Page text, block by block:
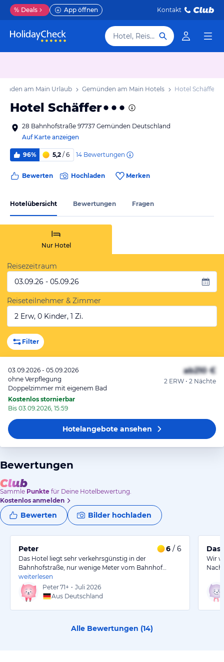
% Deals App öffnen Kontakt
Hotel, Reiseziel
am Main Urlaub Gemünden am Main Hotels Hotel Schäffer
Hotel Schäffer
28 Bahnhofstraße 97737 Gemünden Deutschland
Auf Karte anzeigen
96% 5,2 / 6 14 Bewertungen
Bewerten Hochladen Merken
Hotelübersicht Bewertungen Fragen
Nur Hotel
Reisezeitraum
03.09.26 - 05.09.26
Reiseteilnehmer & Zimmer
2 Erw, 0 Kinder, 1 Zi.
Filter
03.09.2026 - 05.09.2026
ohne Verpflegung
Doppelzimmer mit eigenem Bad
Kostenlos stornierbar
Bis 03.09.2026, 15:59
ab210 €
2 ERW • 2 Nächte
Hotelangeboteansehen
Bewertungen
Sammle Punkte für Deine Hotelbewertung.
Kostenlos anmelden
Bewerten Bilder hochladen
Peter 6 / 6
Das Hotel liegt sehr verkehrsgünstig in der
Bahnhofstraße, nur wenige Meter vom Bahnhof…
weiterlesen
Peter71+ • Juli 2026
Aus Deutschland
Das
Wir
Alle Bewertungen (14)